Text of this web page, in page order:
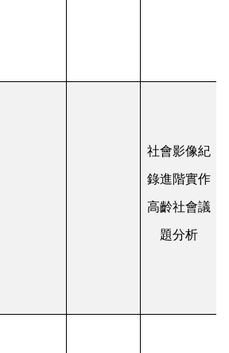
社會影像紀
錄進階實作
高齡社會議
題分析